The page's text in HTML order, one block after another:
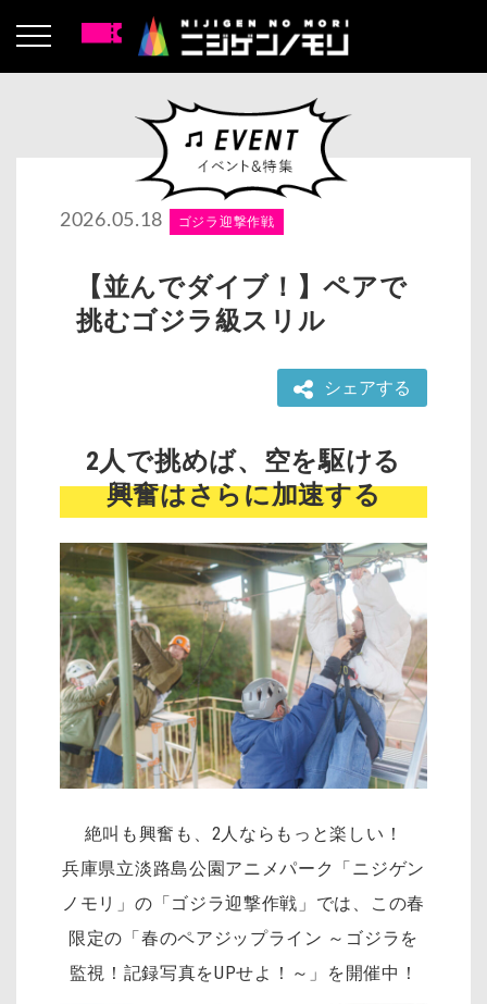
2026.05.18 ゴジラ迎撃作戦
【並んでダイブ！】ペアで
挑むゴジラ級スリル
シェアする
2人で挑めば、空を駆ける
興奮はさらに加速する
絶叫も興奮も、2人ならもっと楽しい！
兵庫県立淡路島公園アニメパーク「ニジゲン
ノモリ」の「ゴジラ迎撃作戦」では、この春
限定の「春のペアジップライン ～ゴジラを
監視！記録写真をUPせよ！～」を開催中！